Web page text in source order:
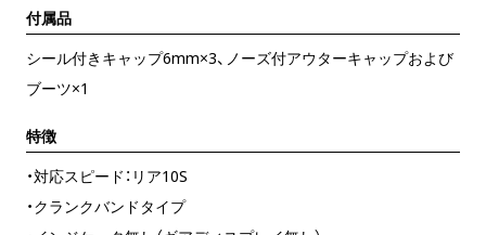
付属品
シール付きキャップ6mm×3、ノーズ付アウターキャップおよび
ブーツ×1
特徴
・対応スピード：リア10S
・クランクバンドタイプ